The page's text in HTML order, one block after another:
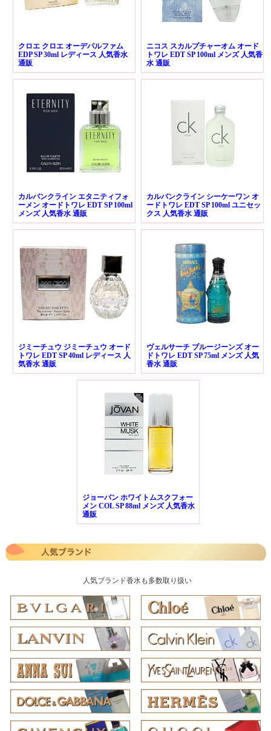
クロエ クロエ オーデパルファム
EDP SP 30ml レディース 人気香水
通販
ニコス スカルプチャーオム オード
トワレ EDT SP 100ml メンズ 人気香
水 通販
カルバンクライン エタニティフォ
ーメン オードトワレ EDT SP 100ml
メンズ 人気香水 通販
カルバンクライン シーケーワン オ
ードトワレ EDT SP 100ml ユニセッ
クス 人気香水 通販
ジミーチュウ ジミーチュウ オード
トワレ EDT SP 40ml レディース 人
気香水 通販
ヴェルサーチ ブルージーンズ オー
ドトワレ EDT SP 75ml メンズ 人気
香水 通販
ジョーバン ホワイトムスクフォー
メン COL SP 88ml メンズ 人気香水
通販
人気ブランド香水も多数取り扱い